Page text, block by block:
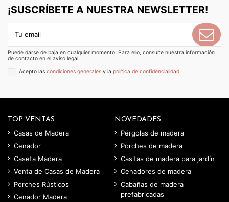
¡SUSCRÍBETE A NUESTRA NEWSLETTER!
Puede darse de baja en cualquier momento. Para ello, consulte nuestra información
de contacto en el aviso legal.
Acepto las condiciones generales y la política de confidencialidad
TOP VENTAS
Casas de Madera
Cenador
Caseta Madera
Venta de Casas de Madera
Porches Rústicos
Cenador Madera
NOVEDADES
Pérgolas de madera
Porches de madera
Casitas de madera para jardín
Cenadores de madera
Cabañas de madera
prefabricadas